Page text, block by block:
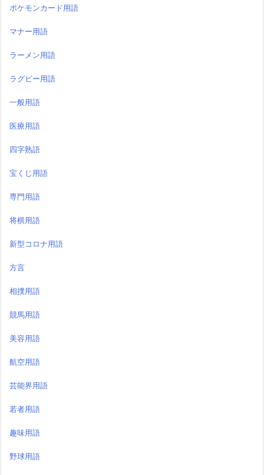
ポケモンカード用語
マナー用語
ラーメン用語
ラグビー用語
一般用語
医療用語
四字熟語
宝くじ用語
専門用語
将棋用語
新型コロナ用語
方言
相撲用語
競馬用語
美容用語
航空用語
芸能界用語
若者用語
趣味用語
野球用語